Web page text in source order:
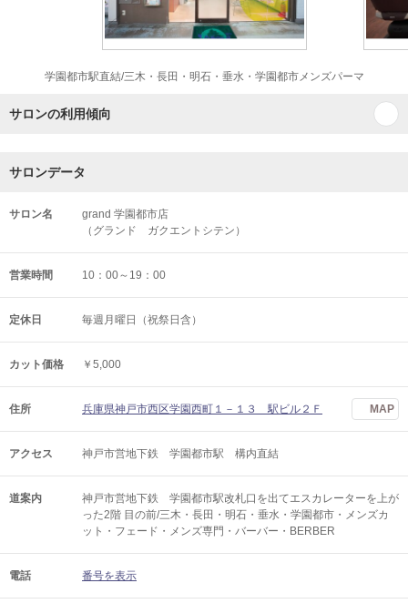
学園都市駅直結/三木・長田・明石・垂水・学園都市メンズパーマ
サロンの利用傾向
サロンデータ
サロン名
grand 学園都市店
（グランド ガクエントシテン）
営業時間 10：00～19：00
定休日 毎週月曜日（祝祭日含）
カット価格 ￥5,000
住所 兵庫県神戸市西区学園西町１－１３ 駅ビル２Ｆ MAP
アクセス 神戸市営地下鉄 学園都市駅 構内直結
道案内
神戸市営地下鉄 学園都市駅改札口を出てエスカレーターを上が
った2階 目の前/三木・長田・明石・垂水・学園都市・メンズカ
ット・フェード・メンズ専門・バーバー・BERBER
電話 番号を表示